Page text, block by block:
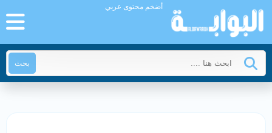
أضخم محتوى عربي
بحث